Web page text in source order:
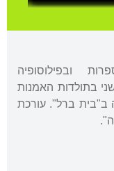
ובפילוסופיה
בתולדות האמנות
ב"בית ברל". עורכת